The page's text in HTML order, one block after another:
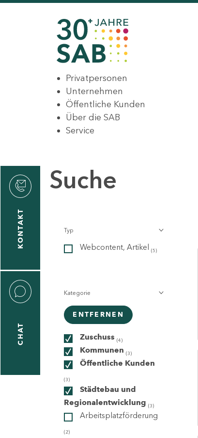
Privatpersonen
Unternehmen
Öffentliche Kunden
Über die SAB
Service
KONTAKT
CHAT
Suche
Typ
Webcontent, Artikel (5)
Kategorie
ENTFERNEN
Zuschuss (4)
Kommunen (3)
Öffentliche Kunden
(3)
Städtebau und
Regionalentwicklung (3)
Arbeitsplatzförderung
(2)